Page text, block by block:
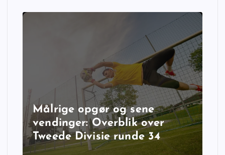
Målrige opgør og sene
vendinger: Overblik over
Tweede Divisie runde 34